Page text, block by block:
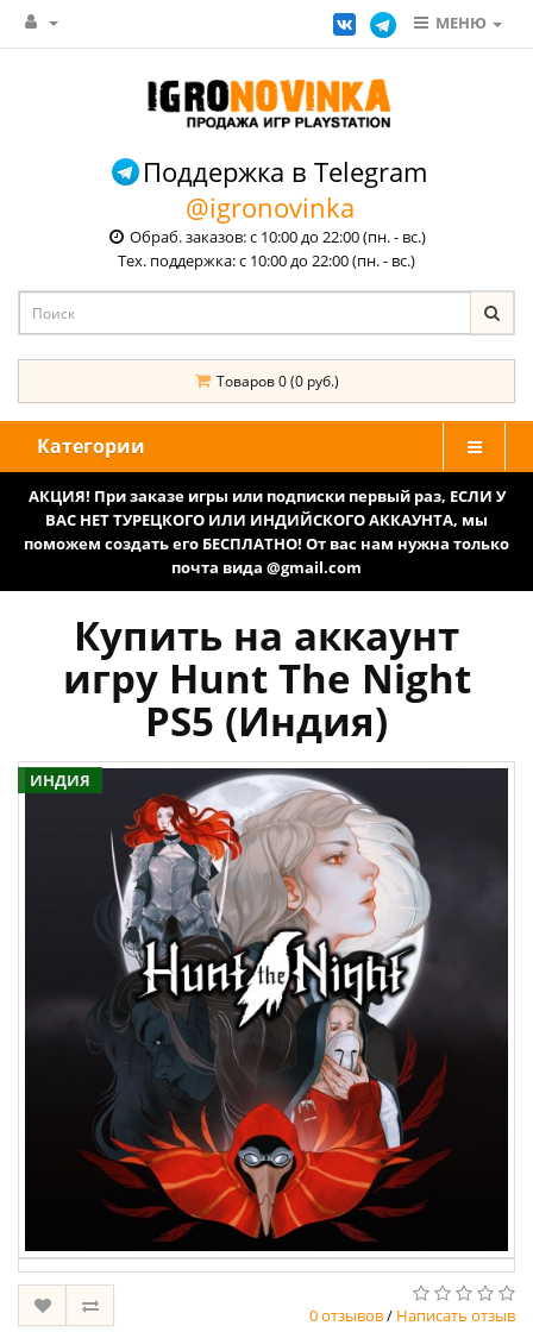
МЕНЮ
Поддержка в Telegram
@igronovinka
Обраб. заказов: с 10:00 до 22:00 (пн. - вс.)
Тех. поддержка: с 10:00 до 22:00 (пн. - вс.)
Товаров 0 (0 руб.)
Категории
АКЦИЯ! При заказе игры или подписки первый раз, ЕСЛИ У
ВАС НЕТ ТУРЕЦКОГО ИЛИ ИНДИЙСКОГО АККАУНТА, мы
поможем создать его БЕСПЛАТНО! От вас нам нужна только
почта вида @gmail.com
Купить на аккаунт
игру Hunt The Night
PS5 (Индия)
ИНДИЯ
0 отзывов/ Написать отзыв